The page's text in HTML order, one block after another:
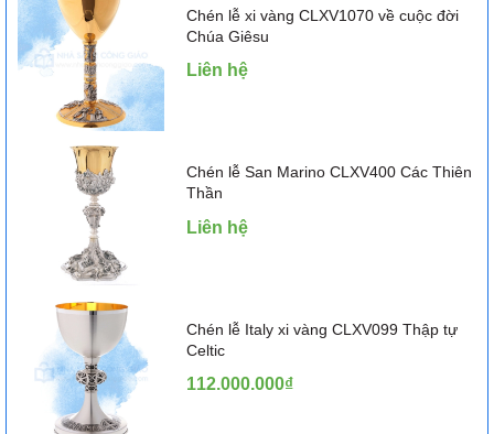
Chén lễ xi vàng CLXV1070 về cuộc đời
Chúa Giêsu
Liên hệ
Chén lễ San Marino CLXV400 Các Thiên
Thần
Liên hệ
Chén lễ Italy xi vàng CLXV099 Thập tự
Celtic
112.000.000₫